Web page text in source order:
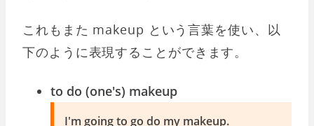
これもまた makeup という言葉を使い、以
下のように表現することができます。
to do (one's) makeup
I'm going to go do my makeup.